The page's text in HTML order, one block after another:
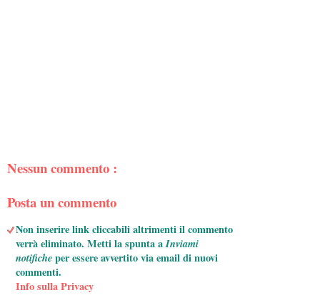
Nessun commento :
Posta un commento
Non inserire link cliccabili altrimenti il commento
verrà eliminato. Metti la spunta aInviami
notificheper essere avvertito via email di nuovi
commenti.
Info sulla Privacy